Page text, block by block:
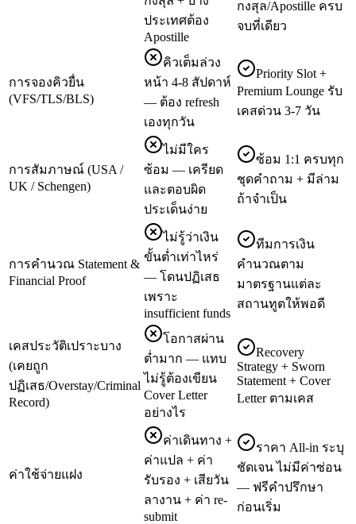
ประเทศต้อง
Apostille
กงสุล/Apostille ครบ
จบที่เดียว
การจองคิวยื่น
(VFS/TLS/BLS)
คิวเต็มล่วง
หน้า 4-8 สัปดาห์
— ต้อง refresh
เองทุกวัน
Priority Slot +
Premium Lounge รับ
เคสด่วน 3-7 วัน
การสัมภาษณ์ (USA /
UK / Schengen)
ไม่มีใคร
ซ้อม — เครียด
และตอบผิด
ประเด็นง่าย
ซ้อม 1:1 ครบทุก
ชุดคำถาม + มีล่าม
ถ้าจำเป็น
การคำนวณ Statement &
Financial Proof
ไม่รู้ว่าเงิน
ขั้นต่ำเท่าไหร่
— โดนปฏิเสธ
เพราะ
insufficient funds
ทีมการเงิน
คำนวณตาม
มาตรฐานแต่ละ
สถานทูตให้พอดี
เคสประวัติเปราะบาง
(เคยถูก
ปฏิเสธ/Overstay/Criminal
Record)
โอกาสผ่าน
ต่ำมาก — แทบ
ไม่รู้ต้องเขียน
Cover Letter
อย่างไร
Recovery
Strategy + Sworn
Statement + Cover
Letter ตามเคส
ค่าใช้จ่ายแฝง
ค่าเดินทาง +
ค่าแปล + ค่า
รับรอง + เสียวัน
ลางาน + ค่า re-
submit
ราคา All-in ระบุ
ชัดเจน ไม่มีค่าซ่อน
— ฟรีคำปรึกษา
ก่อนเริ่ม